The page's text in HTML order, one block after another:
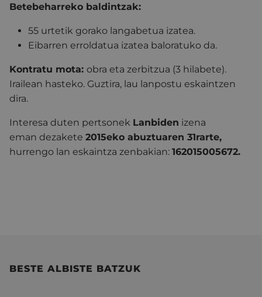
Betebeharreko baldintzak:
55 urtetik gorako langabetua izatea.
Eibarren erroldatua izatea baloratuko da.
Kontratu mota: obra eta zerbitzua (3 hilabete).
Irailean hasteko. Guztira, lau lanpostu eskaintzen
dira.
Interesa duten pertsonek Lanbiden izena
eman dezakete 2015eko abuztuaren 31rarte,
hurrengo lan eskaintza zenbakian: 162015005672.
BESTE ALBISTE BATZUK